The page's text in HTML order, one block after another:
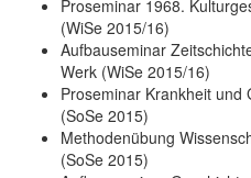
Proseminar 1968.
(WiSe 2015/16)
Aufbauseminar
Werk (WiSe 2015/16)
Proseminar Krankheit
(SoSe 2015)
Methodenübung
(SoSe 2015)